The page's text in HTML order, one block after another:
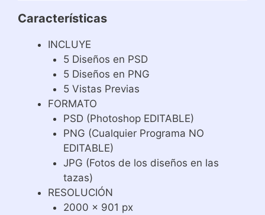
Características
INCLUYE
5 Diseños en PSD
5 Diseños en PNG
5 Vistas Previas
FORMATO
PSD (Photoshop EDITABLE)
PNG (Cualquier Programa NO
EDITABLE)
JPG (Fotos de los diseños en las
tazas)
RESOLUCIÓN
2000 x 901 px